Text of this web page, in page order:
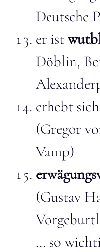
Deutsche
er ist
Döblin,
erhebt sich
(Gregor
Vamp)
(Gustav
V
… so